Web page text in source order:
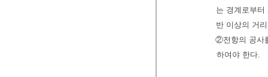
는 경계로부
반 이상의 거
②전항의 공사
하여야 한다.